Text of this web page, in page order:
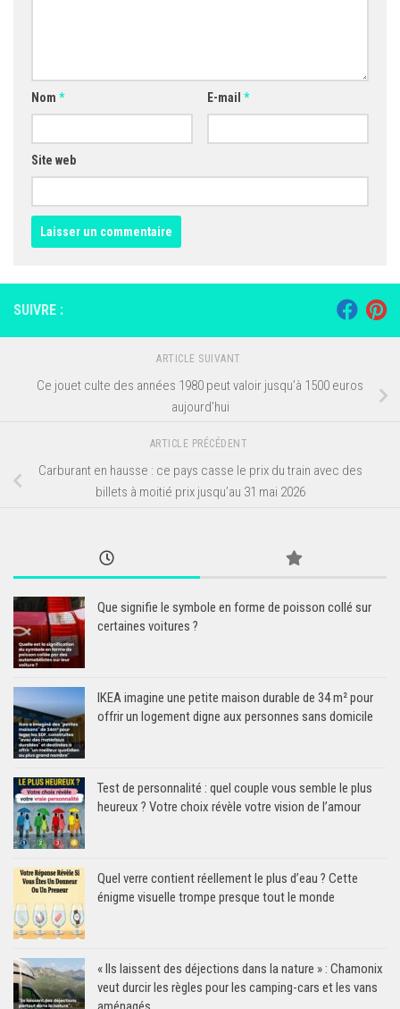
Nom * E-mail *
Site web
SUIVRE :
ARTICLE SUIVANT
Ce jouet culte des années 1980 peut valoir jusqu’à 1500 euros
aujourd’hui
ARTICLE PRÉCÉDENT
Carburant en hausse : ce pays casse le prix du train avec des
billets à moitié prix jusqu’au 31 mai 2026
Que signifie le symbole en forme de poisson collé sur
certaines voitures ?
IKEA imagine une petite maison durable de 34 m² pour
offrir un logement digne aux personnes sans domicile
Test de personnalité : quel couple vous semble le plus
heureux ? Votre choix révèle votre vision de l’amour
Quel verre contient réellement le plus d’eau ? Cette
énigme visuelle trompe presque tout le monde
« Ils laissent des déjections dans la nature » : Chamonix
veut durcir les règles pour les camping-cars et les vans